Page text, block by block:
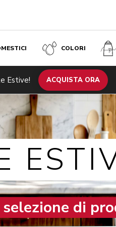
COLORI
Estive! ACQUISTA ORA
di